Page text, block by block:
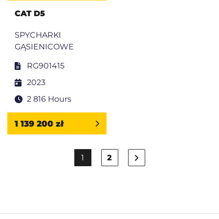
CAT D5
SPYCHARKI
GĄSIENICOWE
RG901415
2023
2 816 Hours
1 139 200 zł
1 2